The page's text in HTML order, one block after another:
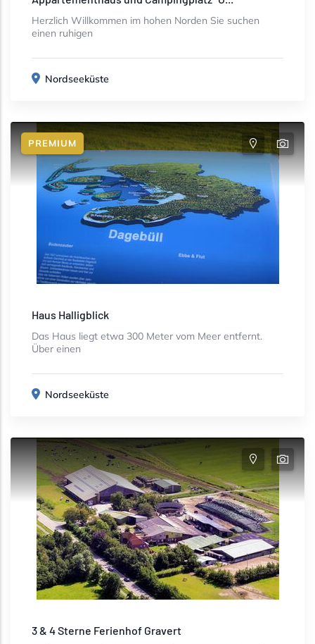
Herzlich Willkommen im hohen Norden Sie suchen
einen ruhigen
Nordseeküste
PREMIUM
Haus Halligblick
Das Haus liegt etwa 300 Meter vom Meer entfernt.
Über einen
Nordseeküste
3 & 4 Sterne Ferienhof Gravert